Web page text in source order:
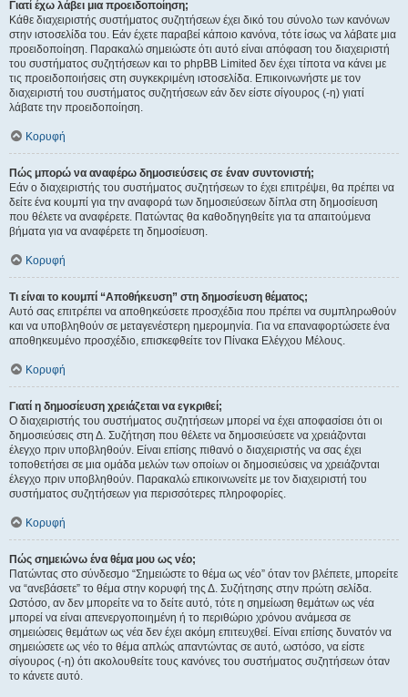
Γιατί έχω λάβει μια προειδοποίηση;
Κάθε διαχειριστής συστήματος συζητήσεων έχει δικό του σύνολο των κανόνων
στην ιστοσελίδα του. Εάν έχετε παραβεί κάποιο κανόνα, τότε ίσως να λάβατε μια
προειδοποίηση. Παρακαλώ σημειώστε ότι αυτό είναι απόφαση του διαχειριστή
του συστήματος συζητήσεων και το phpBB Limited δεν έχει τίποτα να κάνει με
τις προειδοποιήσεις στη συγκεκριμένη ιστοσελίδα. Επικοινωνήστε με τον
διαχειριστή του συστήματος συζητήσεων εάν δεν είστε σίγουρος (-η) γιατί
λάβατε την προειδοποίηση.
Κορυφή
Πώς μπορώ να αναφέρω δημοσιεύσεις σε έναν συντονιστή;
Εάν ο διαχειριστής του συστήματος συζητήσεων το έχει επιτρέψει, θα πρέπει να
δείτε ένα κουμπί για την αναφορά των δημοσιεύσεων δίπλα στη δημοσίευση
που θέλετε να αναφέρετε. Πατώντας θα καθοδηγηθείτε για τα απαιτούμενα
βήματα για να αναφέρετε τη δημοσίευση.
Κορυφή
Τι είναι το κουμπί “Αποθήκευση” στη δημοσίευση θέματος;
Αυτό σας επιτρέπει να αποθηκεύσετε προσχέδια που πρέπει να συμπληρωθούν
και να υποβληθούν σε μεταγενέστερη ημερομηνία. Για να επαναφορτώσετε ένα
αποθηκευμένο προσχέδιο, επισκεφθείτε τον Πίνακα Ελέγχου Μέλους.
Κορυφή
Γιατί η δημοσίευση χρειάζεται να εγκριθεί;
Ο διαχειριστής του συστήματος συζητήσεων μπορεί να έχει αποφασίσει ότι οι
δημοσιεύσεις στη Δ. Συζήτηση που θέλετε να δημοσιεύσετε να χρειάζονται
έλεγχο πριν υποβληθούν. Είναι επίσης πιθανό ο διαχειριστής να σας έχει
τοποθετήσει σε μια ομάδα μελών των οποίων οι δημοσιεύσεις να χρειάζονται
έλεγχο πριν υποβληθούν. Παρακαλώ επικοινωνείτε με τον διαχειριστή του
συστήματος συζητήσεων για περισσότερες πληροφορίες.
Κορυφή
Πώς σημειώνω ένα θέμα μου ως νέο;
Πατώντας στο σύνδεσμο “Σημειώστε το θέμα ως νέο” όταν τον βλέπετε, μπορείτε
να “ανεβάσετε” το θέμα στην κορυφή της Δ. Συζήτησης στην πρώτη σελίδα.
Ωστόσο, αν δεν μπορείτε να το δείτε αυτό, τότε η σημείωση θεμάτων ως νέα
μπορεί να είναι απενεργοποιημένη ή το περιθώριο χρόνου ανάμεσα σε
σημειώσεις θεμάτων ως νέα δεν έχει ακόμη επιτευχθεί. Είναι επίσης δυνατόν να
σημειώσετε ως νέο το θέμα απλώς απαντώντας σε αυτό, ωστόσο, να είστε
σίγουρος (-η) ότι ακολουθείτε τους κανόνες του συστήματος συζητήσεων όταν
το κάνετε αυτό.